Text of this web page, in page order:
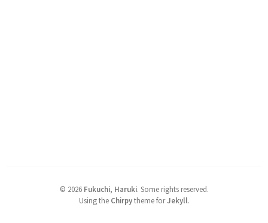
© 2026 Fukuchi, Haruki. Some rights reserved.
Using the Chirpytheme forJekyll.